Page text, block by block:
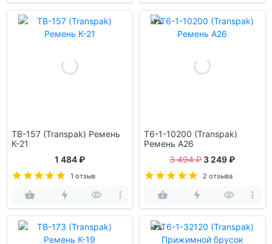
TB-157 (Transpak) Ремень
К-21
1 484 ₽
1 отзыв
-7%
T6-1-10200 (Transpak)
Ремень A26
3 494 ₽ 3 249 ₽
2 отзыва
-7%